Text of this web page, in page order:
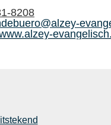
8208